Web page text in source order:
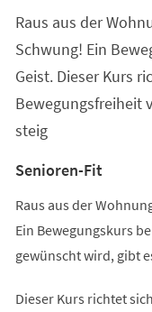
Raus aus der
Schwung! Ein
Geist. Dieser Kurs
Bewegungsfreiheit
steig
Senioren-Fit
Raus aus der
Ein Bewegungskurs
gewünscht wird, gibt
Dieser Kurs richtet